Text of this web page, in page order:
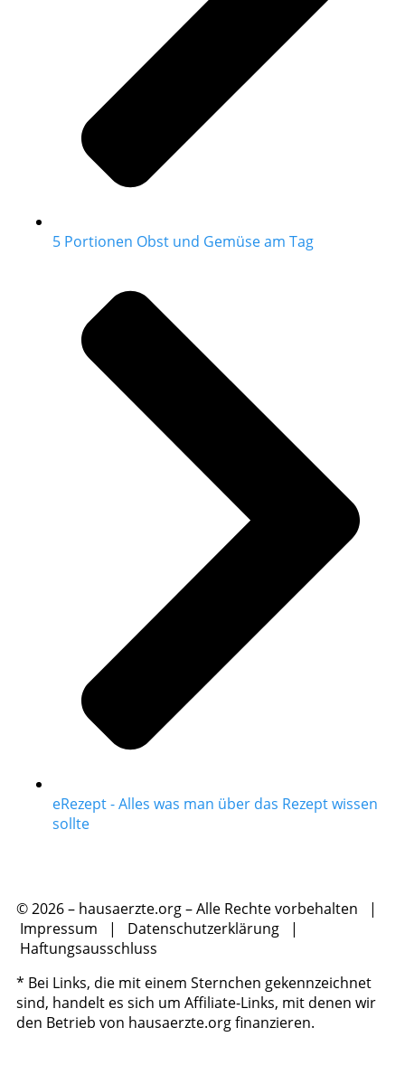
5 Portionen Obst und Gemüse am Tag
eRezept - Alles was man über das Rezept wissen
sollte
© 2026 – hausaerzte.org – Alle Rechte vorbehalten |
Impressum | Datenschutzerklärung |
Haftungsausschluss
* Bei Links, die mit einem Sternchen gekennzeichnet
sind, handelt es sich um Affiliate-Links, mit denen wir
den Betrieb von hausaerzte.org finanzieren.